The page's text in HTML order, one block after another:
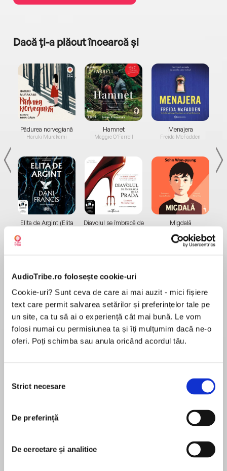
AudioTribe.ro folosește cookie-uri
Cookie-uri? Sunt ceva de care ai mai auzit - mici fișiere
text care permit salvarea setărilor și preferințelor tale pe
un site, ca tu să ai o experiență cât mai bună. Le vom
folosi numai cu permisiunea ta și îți mulțumim dacă ne-o
oferi. Poți schimba sau anula oricând acordul tău.
consimțământului
Strict necesare
De preferință
De cercetare și analitice
Dacă ți-a plăcut încearcă și
Pădurea norvegiană
Haruki Murakami
Elita de Argint (Elita
Hamnet
Maggie O'Farrell
Diavolul se îmbracă de
Menajera
Freida McFadden
Migdală
Despre carte
‘WOW… what a brilliant book… I just loved it.’ 5
stars, Amazon reviewer
Can you trust a sister who is a stranger?
daughter – her life has pretty much turned out
perfect life starts to crack. Her mother had
been harbouring a life-long secret. Ella has a
În acest moment nu există recenzii
pentru această carte